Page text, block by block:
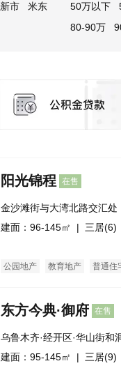
新市
米东
50万以下
80-90万
阳光锦程 在售
金沙滩街与大湾北路交汇处
建面：96-145㎡ | 三居(6)
公园地产 教育地产 普通住
东方今典·御府 在售
乌鲁木齐·经开区·华山街和
建面：95-145㎡ | 三居(9)